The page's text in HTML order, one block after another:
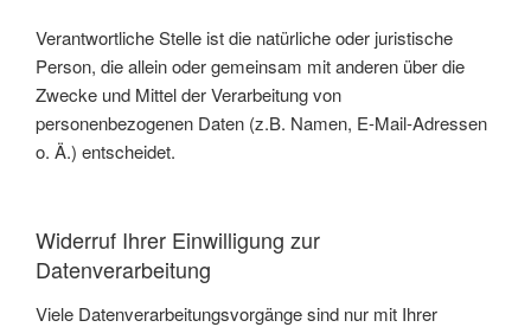
Verantwortliche Stelle ist die natürliche oder juristische
Person, die allein oder gemeinsam mit anderen über die
Zwecke und Mittel der Verarbeitung von
personenbezogenen Daten (z.B. Namen, E-Mail-Adressen
o. Ä.) entscheidet.
Widerruf Ihrer Einwilligung zur
Datenverarbeitung
Viele Datenverarbeitungsvorgänge sind nur mit Ihrer